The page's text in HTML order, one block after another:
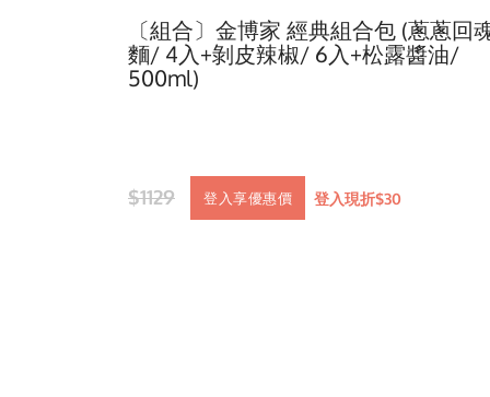
〔組合〕金博家 經典組合包 (蔥蔥回
麵/ 4入+剝皮辣椒/ 6入+松露醬油/
500ml)
$1129 登入享優惠價 登入現折$30